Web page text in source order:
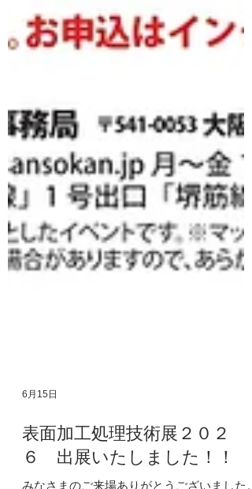
6月15日
表面加工処理技術展２０２